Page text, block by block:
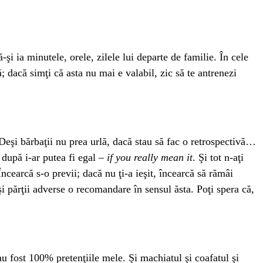
şi ia minutele, orele, zilele lui departe de familie. În cele
simţi că asta nu mai e valabil, zic să te antrenezi
bărbaţii nu prea urlă, dacă stau să fac o retrospectivă…
i-ar putea fi egal – if you really mean it. Şi tot n-aţi
s-o previi; dacă nu ţi-a ieşit, încearcă să rămâi
adverse o recomandare în sensul ăsta. Poţi spera că,
fost 100% pretenţiile mele. Şi machiatul şi coafatul şi